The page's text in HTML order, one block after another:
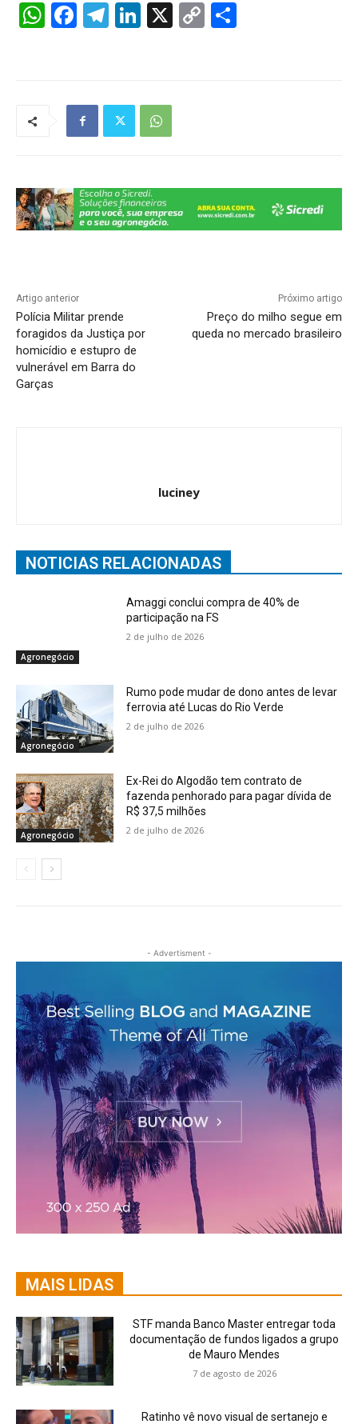
W F
b
o
k
T
a
m
Li
dI
n
X
C
Artigo anterior
Polícia Militar prende
foragidos da Justiça por
homicídio e estupro de
vulnerável em Barra do
Garças
Próximo artigo
Preço do milho segue em
queda no mercado brasileiro
luciney
NOTICIAS RELACIONADAS
Agronegócio
Amaggi conclui compra de 40% de
participação na FS
2 de julho de 2026
Agronegócio
Rumo pode mudar de dono antes de levar
ferrovia até Lucas do Rio Verde
2 de julho de 2026
Agronegócio
Ex-Rei do Algodão tem contrato de
fazenda penhorado para pagar dívida de
R$ 37,5 milhões
2 de julho de 2026
- Advertisment -
MAIS LIDAS
STF manda Banco Master entregar toda
documentação de fundos ligados a grupo
de Mauro Mendes
7 de agosto de 2026
Ratinho vê novo visual de sertanejo e